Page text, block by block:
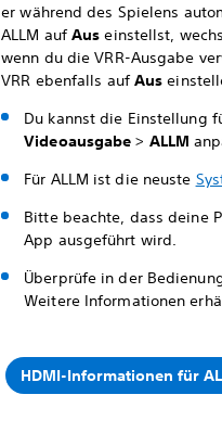
er während des Spielens
ALLM aufAus einstellst,
wenn du die VRR-Ausgabe
VRR ebenfalls aufAus
Du kannst die Einstellung
Videoausgabe > ALLM
Für ALLM ist die neuste
Bitte beachte, dass deine
App ausgeführt wird.
Überprüfe in der
Weitere Informationen
HDMI-Informationen für